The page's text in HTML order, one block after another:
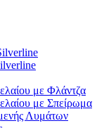
με Φλάντζα
με Σπείρωμα
Λυμάτων